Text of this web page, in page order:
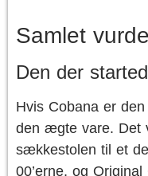
Samlet
Den der
Hvis Cobana er
den ægte vare. Det
sækkestolen til et
00’erne, og